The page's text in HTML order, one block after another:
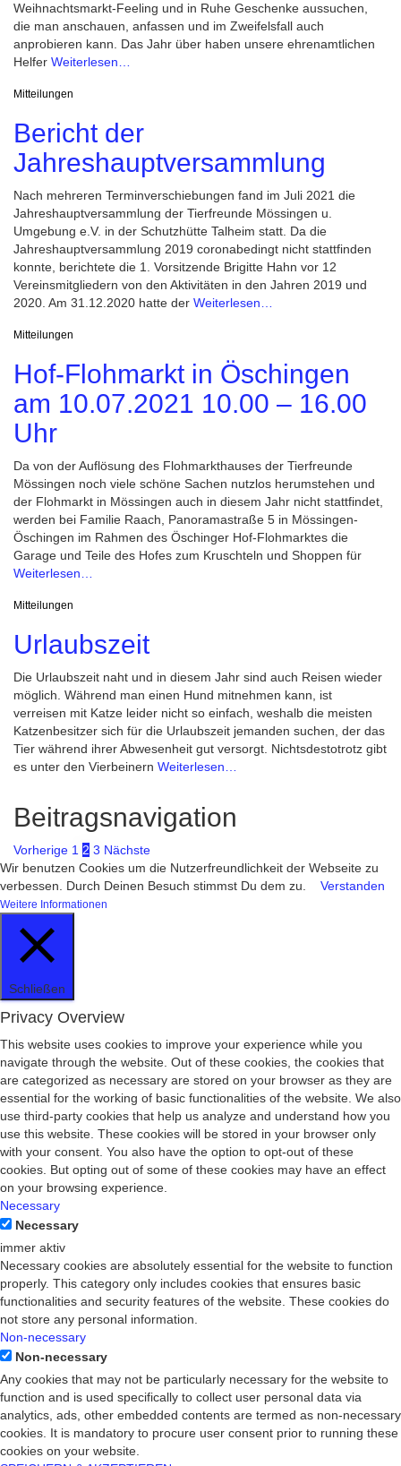
Weihnachtsmarkt-Feeling und in Ruhe Geschenke aussuchen,
die man anschauen, anfassen und im Zweifelsfall auch
anprobieren kann. Das Jahr über haben unsere ehrenamtlichen
Helfer Weiterlesen…
Mitteilungen
Bericht der
Jahreshauptversammlung
Nach mehreren Terminverschiebungen fand im Juli 2021 die
Jahreshauptversammlung der Tierfreunde Mössingen u.
Umgebung e.V. in der Schutzhütte Talheim statt. Da die
Jahreshauptversammlung 2019 coronabedingt nicht stattfinden
konnte, berichtete die 1. Vorsitzende Brigitte Hahn vor 12
Vereinsmitgliedern von den Aktivitäten in den Jahren 2019 und
2020. Am 31.12.2020 hatte der Weiterlesen…
Mitteilungen
Hof-Flohmarkt in Öschingen
am 10.07.2021 10.00 – 16.00
Uhr
Da von der Auflösung des Flohmarkthauses der Tierfreunde
Mössingen noch viele schöne Sachen nutzlos herumstehen und
der Flohmarkt in Mössingen auch in diesem Jahr nicht stattfindet,
werden bei Familie Raach, Panoramastraße 5 in Mössingen-
Öschingen im Rahmen des Öschinger Hof-Flohmarktes die
Garage und Teile des Hofes zum Kruschteln und Shoppen für
Weiterlesen…
Mitteilungen
Urlaubszeit
Die Urlaubszeit naht und in diesem Jahr sind auch Reisen wieder
möglich. Während man einen Hund mitnehmen kann, ist
verreisen mit Katze leider nicht so einfach, weshalb die meisten
Katzenbesitzer sich für die Urlaubszeit jemanden suchen, der das
Tier während ihrer Abwesenheit gut versorgt. Nichtsdestotrotz gibt
es unter den Vierbeinern Weiterlesen…
Beitragsnavigation
Vorherige 1 2 3 Nächste
Wir benutzen Cookies um die Nutzerfreundlichkeit der Webseite zu
verbessen. Durch Deinen Besuch stimmst Du dem zu. Verstanden
Weitere Informationen
Schließen
Privacy Overview
This website uses cookies to improve your experience while you
navigate through the website. Out of these cookies, the cookies that
are categorized as necessary are stored on your browser as they are
essential for the working of basic functionalities of the website. We also
use third-party cookies that help us analyze and understand how you
use this website. These cookies will be stored in your browser only
with your consent. You also have the option to opt-out of these
cookies. But opting out of some of these cookies may have an effect
on your browsing experience.
Necessary
Necessary
immer aktiv
Necessary cookies are absolutely essential for the website to function
properly. This category only includes cookies that ensures basic
functionalities and security features of the website. These cookies do
not store any personal information.
Non-necessary
Non-necessary
Any cookies that may not be particularly necessary for the website to
function and is used specifically to collect user personal data via
analytics, ads, other embedded contents are termed as non-necessary
cookies. It is mandatory to procure user consent prior to running these
cookies on your website.